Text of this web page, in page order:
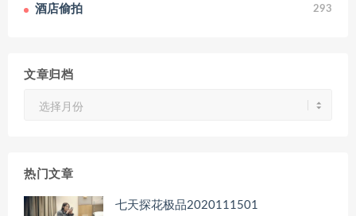
酒店偷拍 293
文章归档
热门文章
七天探花极品2020111501